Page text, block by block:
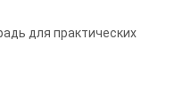
для практических